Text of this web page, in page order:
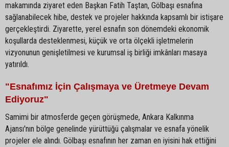
makamında ziyaret eden Başkan Fatih Taştan, Gölbaşı esnafına
sağlanabilecek hibe, destek ve projeler hakkında kapsamlı bir istişare
gerçekleştirdi. Ziyarette, yerel esnafın son dönemdeki ekonomik
koşullarda desteklenmesi, küçük ve orta ölçekli işletmelerin
vizyonunun genişletilmesi ve kurumsal iş birliği imkânları masaya
yatırıldı.
"Esnafımız İçin Çalışmaya ve Üretmeye Devam
Ediyoruz"
Samimi bir atmosferde geçen görüşmede, Ankara Kalkınma
Ajansı'nın bölge genelinde yürüttüğü çalışmalar ve esnafa yönelik
projeler ele alındı. Gölbaşı esnafının her zaman en iyisini hak ettiğini